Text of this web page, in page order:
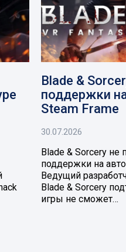
Blade &
поддержки
Steam Frame
30.07.2026
Blade & Sorcery не
поддержки на
Ведущий
Blade & Sorcery
игры не сможет…